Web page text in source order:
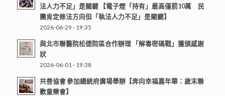
法人力不足」是關鍵 【電子煙「持有」最高僅罰10萬 民
團肯定修法方向但「執法人力不足」是關鍵】
2026-06-29 - 19:35
與北市聯醫院松德院區合作辦理 「解毒密碼戰」獲頒感謝
狀
2026-06-01 - 19:38
共善協會 參加總統府廣場舉辦【奔向幸福嘉年華：歲末聯
歡童樂會】